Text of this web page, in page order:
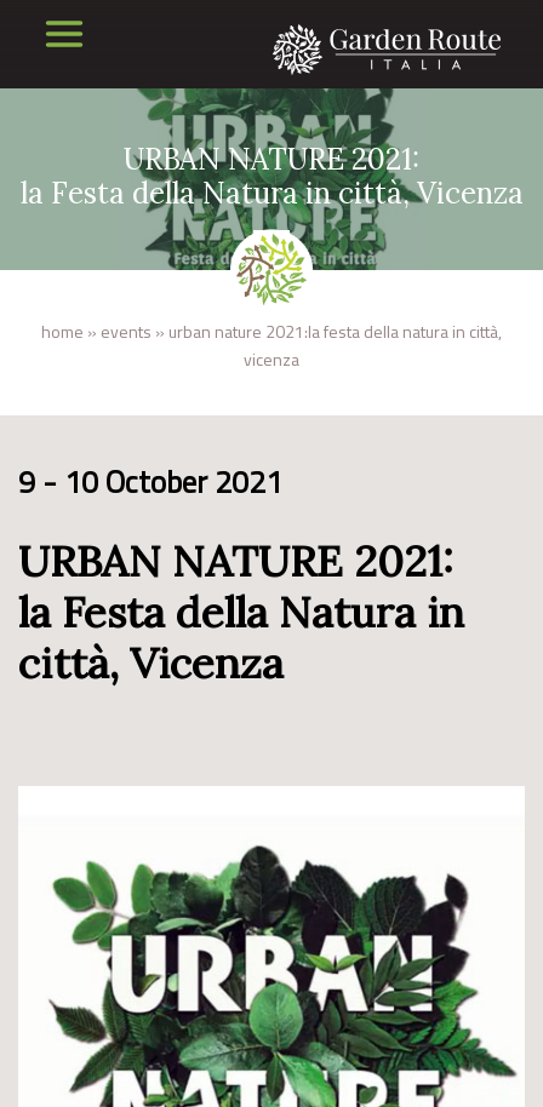
URBAN NATURE 2021:
la Festa della Natura in città, Vicenza
home » events » urban nature 2021:la festa della natura in città,
vicenza
9 - 10 October 2021
URBAN NATURE 2021:
la Festa della Natura in
città, Vicenza